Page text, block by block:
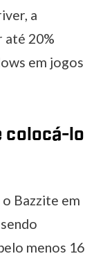
a
até 20%
em jogos
colocá-lo
Bazzite em
menos 16